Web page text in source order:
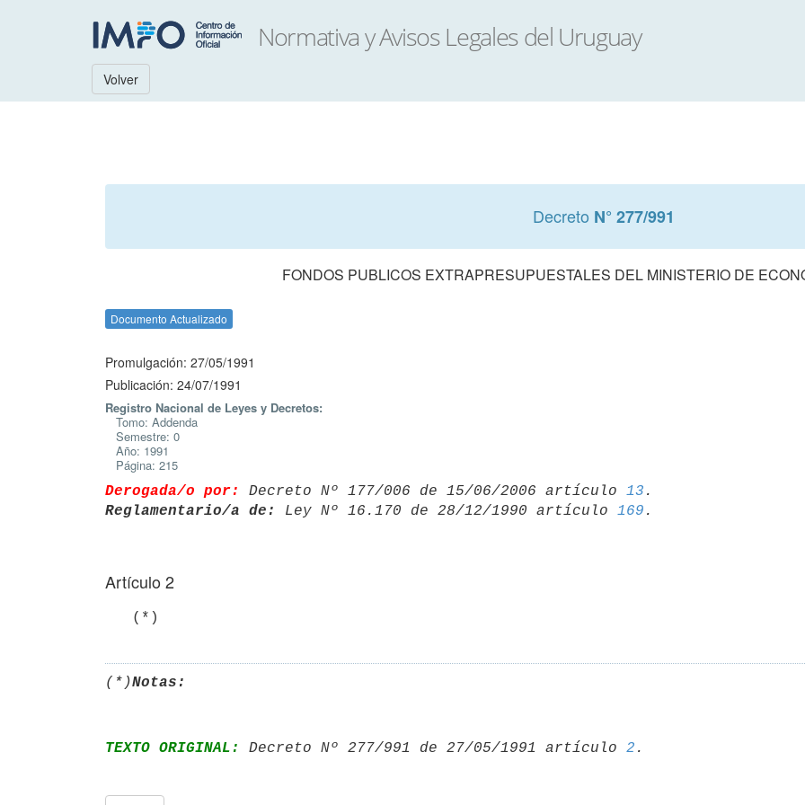
Volver
Decreto N° 277/991
FONDOS PUBLICOS EXTRAPRESUPUESTALES DEL MINISTERIO DE
Documento Actualizado
Promulgación: 27/05/1991
Publicación: 24/07/1991
Registro Nacional de Leyes y Decretos:
Tomo: Addenda
Semestre: 0
Año: 1991
Página: 215
Derogada/o por: Decreto Nº 177/006 de 15/06/2006 artículo 13
Reglamentario/a de:
Ley Nº 16.170 de 28/12/1990 artículo 169
Artículo 2
   (*)
(*)Notas:
TEXTO ORIGINAL: Decreto Nº 277/991 de 27/05/1991 artículo 2